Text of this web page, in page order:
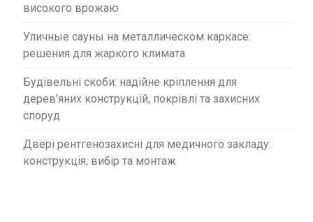
високого врожаю
Уличные сауны на металлическом каркасе:
решения для жаркого климата
Будівельні скоби: надійне кріплення для
дерев’яних конструкцій, покрівлі та захисних
споруд
Двері рентгенозахисні для медичного закладу:
конструкція, вибір та монтаж